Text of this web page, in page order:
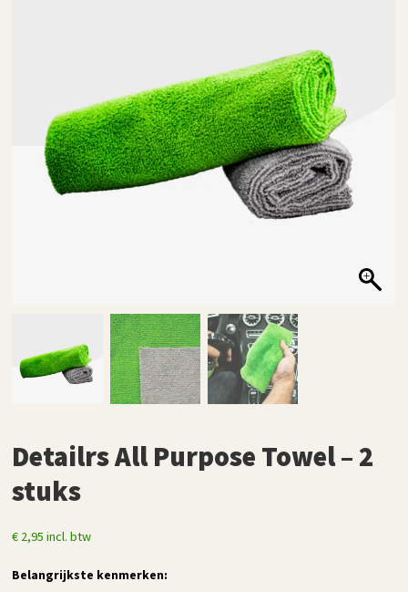
Detailrs All Purpose Towel – 2
stuks
€ 2,95 incl. btw
Belangrijkste kenmerken: